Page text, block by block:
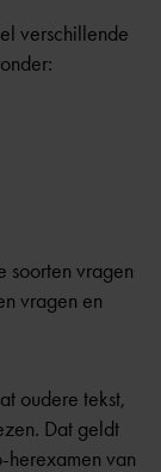
verschillende
soorten vragen
vragen en
oudere tekst,
Dat geldt
van